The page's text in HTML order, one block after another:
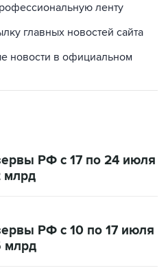
ленту
главных новостей сайта
новости в официальном
РФ с 17 по 24 июля
млрд
РФ с 10 по 17 июля
млрд